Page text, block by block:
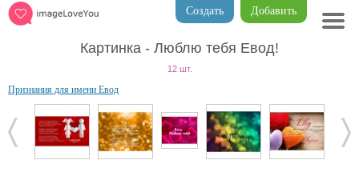
Добавить
Создать
Картинка - Люблю тебя Евод!
12 шт.
Признания для имени Евод